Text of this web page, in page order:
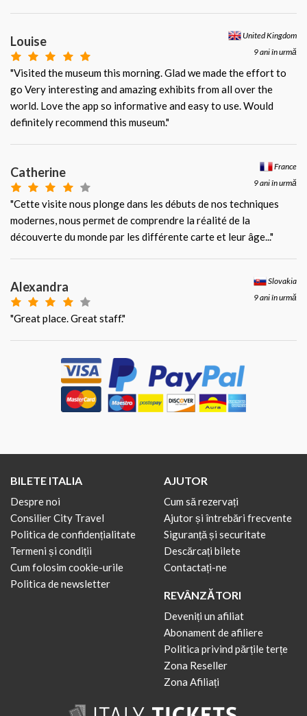
United Kingdom
9 ani în urmă
Louise
"Visited the museum this morning. Glad we made the effort to
go Very interesting and amazing exhibits from all over the
world. Love the app so informative and easy to use. Would
definitely recommend this museum."
France
9 ani în urmă
Catherine
"Cette visite nous plonge dans les débuts de nos techniques
modernes, nous permet de comprendre la réalité de la
découverte du monde par les différente carte et leur âge..."
Slovakia
9 ani în urmă
Alexandra
"Great place. Great staff."
BILETE ITALIA
Despre noi
Consilier City Travel
Politica de confidențialitate
Termeni și condiții
Cum folosim cookie-urile
Politica de newsletter
AJUTOR
Cum să rezervați
Ajutor și întrebări frecvente
Siguranță și securitate
Descărcați bilete
Contactați-ne
REVÂNZĂTORI
Deveniți un afiliat
Abonament de afiliere
Politica privind părțile terțe
Zona Reseller
Zona Afiliați